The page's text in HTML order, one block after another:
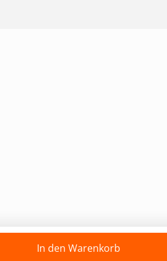
In den Warenkorb